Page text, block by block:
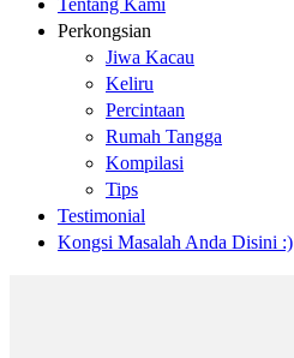
Tentang Kami
Perkongsian
Jiwa Kacau
Keliru
Percintaan
Rumah Tangga
Kompilasi
Tips
Testimonial
Kongsi Masalah Anda Disini :)